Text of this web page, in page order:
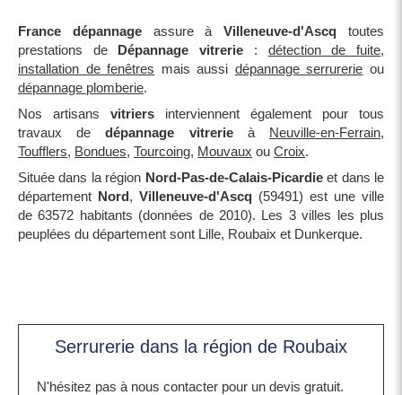
France dépannage assure àVilleneuve-d'Ascq toutes
prestations de Dépannage vitrerie : détection de fuite,
installation de fenêtres mais aussi dépannage serrurerie ou
dépannage plomberie.
Nos artisans vitriers interviennent également pour tous
travaux dedépannage vitrerieà Neuville-en-Ferrain,
Toufflers, Bondues, Tourcoing, Mouvaux ou Croix.
Située dans la région Nord-Pas-de-Calais-Picardieet dans le
département Nord, Villeneuve-d'Ascq (59491) est une ville
de 63572 habitants (données de 2010). Les 3 villes les plus
peuplées du département sont Lille, Roubaix et Dunkerque.
Serrurerie dans la région de Roubaix
N'hésitez pas à nous contacter pour un devis gratuit.